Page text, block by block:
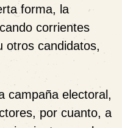
forma, la
corrientes
otros candidatos,
campaña electoral,
por cuanto, a